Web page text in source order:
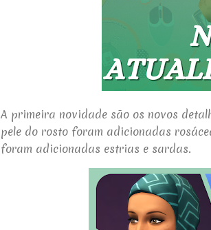
A primeira novidade são os novos
pele do rosto foram adicionadas r
foram adicionadas estrias e sardas.